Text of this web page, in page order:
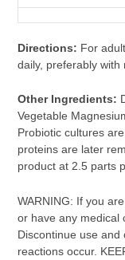
Directions: For
daily, preferably with
Other Ingredients:
Vegetable
Probiotic cultures
proteins are later
product at 2.5 parts
WARNING: If you
or have any medical
Discontinue use
reactions occur.